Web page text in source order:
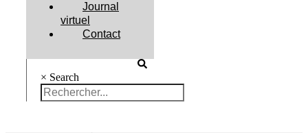
Journal
virtuel
Contact
× Search